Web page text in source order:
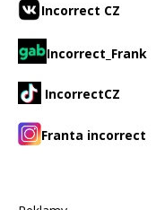
Incorrect CZ
Incorrect_Frank
IncorrectCZ
Franta incorrect